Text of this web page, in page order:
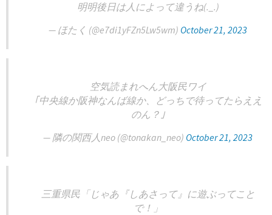
明明後日は人によって違うね(._.)
— ほたく (@e7di1yFZn5Lw5wm) October 21, 2023
空気読まれへん大阪民ワイ
｢中央線か阪神なんば線か、どっちで待ってたらええ
のん？｣
— 隣の関西人neo (@tonakan_neo) October 21, 2023
三重県民「じゃあ『しあさって』に遊ぶってこと
で！」